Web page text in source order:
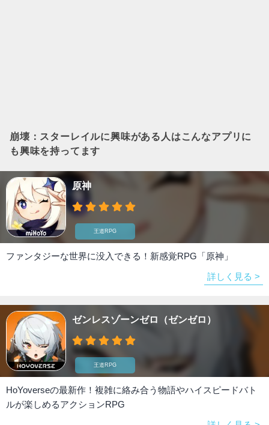
崩壊：スターレイルに興味がある人はこんなアプリに
も興味を持ってます
原神
王道RPG
ファンタジーな世界に没入できる！新感覚RPG「原神」
詳しく見る >
ゼンレスゾーンゼロ（ゼンゼロ）
王道RPG
HoYoverseの最新作！複雑に絡み合う物語やハイスピードバト
ルが楽しめるアクションRPG